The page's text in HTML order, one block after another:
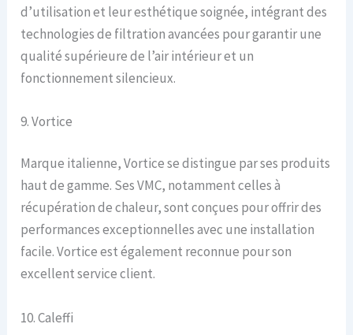
d’utilisation et leur esthétique soignée, intégrant des
technologies de filtration avancées pour garantir une
qualité supérieure de l’air intérieur et un
fonctionnement silencieux.
9. Vortice
Marque italienne, Vortice se distingue par ses produits
haut de gamme. Ses VMC, notamment celles à
récupération de chaleur, sont conçues pour offrir des
performances exceptionnelles avec une installation
facile. Vortice est également reconnue pour son
excellent service client.
10. Caleffi